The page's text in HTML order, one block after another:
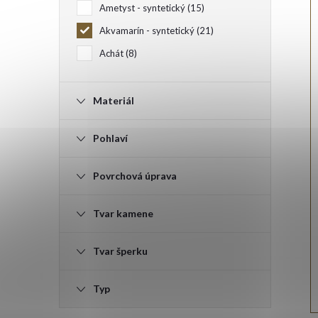
Ametyst - syntetický 15
Akvamarín - syntetický 21
Achát 8
Materiál
Pohlaví
Povrchová úprava
Tvar kamene
Tvar šperku
Typ